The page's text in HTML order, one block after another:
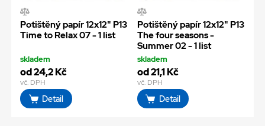
Potištěný papír 12x12" P13
Time to Relax 07 - 1 list
skladem
od 24,2 Kč
vč. DPH
Detail
Potištěný papír 12x12" P13
The four seasons -
Summer 02 - 1 list
skladem
od 21,1 Kč
vč. DPH
Detail